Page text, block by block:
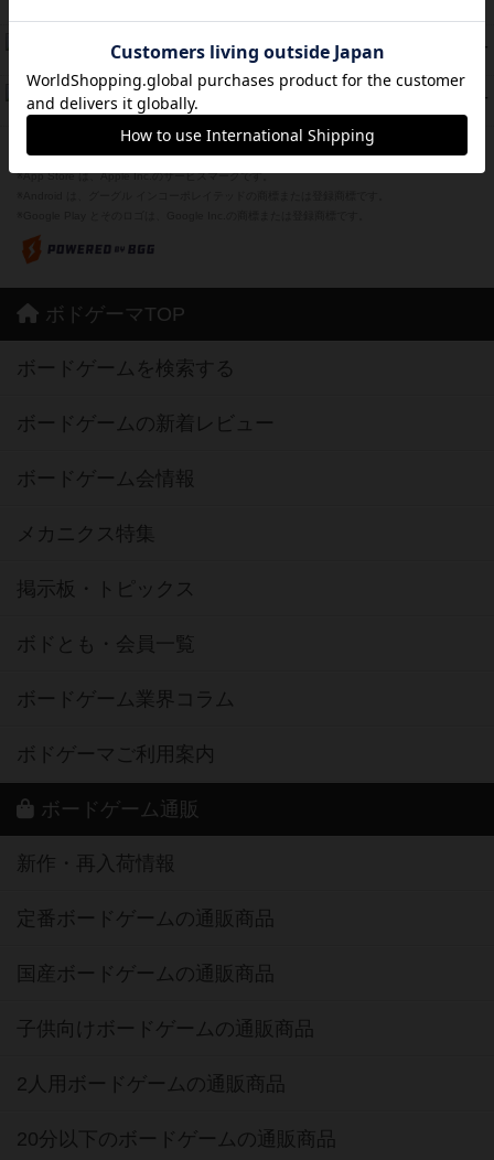
PT
Bitter End ブタペスト救出作戦
紹介文なし 1件の投稿
PT
ドコジャン
紹介文あり 10件の投稿
※Apple、Apple のロゴ は、米国および他の国々で登録されたApple Inc.の商標です。
※App Store は、Apple Inc.のサービスマークです。
ボドゲーマTOP
ボードゲームを検索する
ボードゲームの新着レビュー
ボードゲーム会情報
メカニクス特集
掲示板・トピックス
ボドとも・会員一覧
ボードゲーム業界コラム
ボドゲーマご利用案内
ボードゲーム通販
新作・再入荷情報
定番ボードゲームの通販商品
国産ボードゲームの通販商品
子供向けボードゲームの通販商品
2人用ボードゲームの通販商品
20分以下のボードゲームの通販商品